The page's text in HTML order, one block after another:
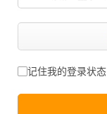
记住我的登录状态